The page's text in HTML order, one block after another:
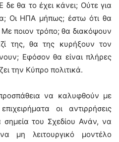
θα το έχει κάνει; Ούτε για
Οι ΗΠΑ μήπως; έστω ότι θα
ποιον τρόπο; θα διακόψουν
της, θα της κυρήξουν τον
Εφόσον θα είναι πλήρες
την Κύπρο πολιτικά.
να καλυφθούν με
οι αντιρρήσεις
του Σχεδίου Ανάν, να
μη λειτουργικό μοντέλο